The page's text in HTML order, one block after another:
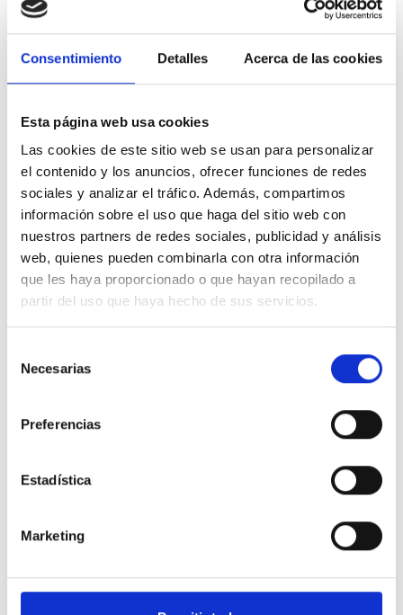
Consentimiento Detalles Acerca de las cookies
Esta página web usa cookies
Las cookies de este sitio web se usan para personalizar
el contenido y los anuncios, ofrecer funciones de redes
sociales y analizar el tráfico. Además, compartimos
información sobre el uso que haga del sitio web con
nuestros partners de redes sociales, publicidad y análisis
web, quienes pueden combinarla con otra información
que les haya proporcionado o que hayan recopilado a
partir del uso que haya hecho de sus servicios.
Necesarias
Preferencias
Estadística
Marketing
-49%
Pulsador grabado campana
10AX 250V Marfil Simon 27150-
62
4,35 €8,53 €
Comprar
-49%
Pulsador grabado campana
10AX 250V Blanco Simon 27150-
65
4,18 €8,20 €
Comprar
250V Marfil Simon 27151-62
4,43 €
Comprar
250V Blanco Simon 27151-65
Comprar